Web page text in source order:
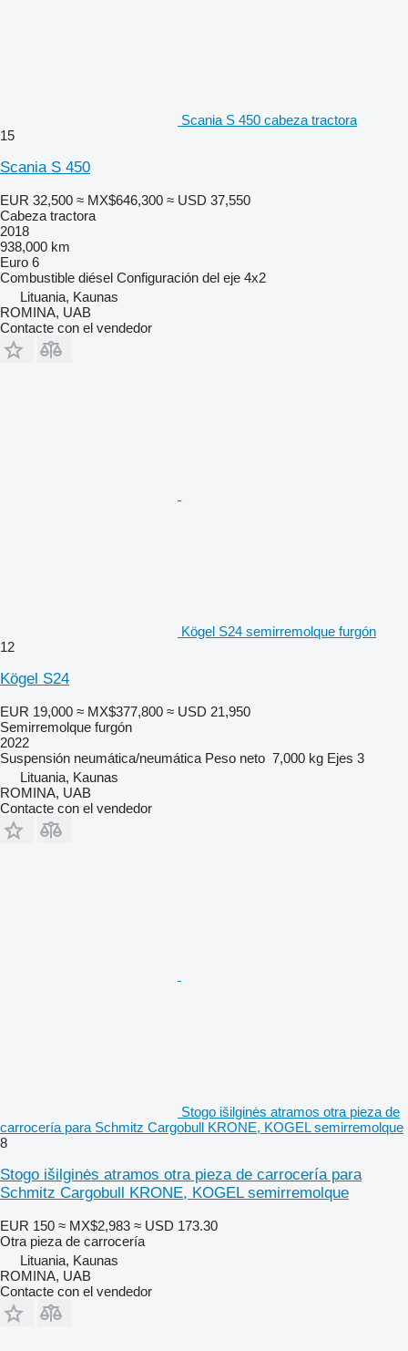
Scania S 450 cabeza tractora
15
Scania S 450
EUR 32,500 ≈ MX$646,300 ≈ USD 37,550
Cabeza tractora
2018
938,000 km
Euro 6
Combustible diésel Configuración del eje 4x2
Lituania, Kaunas
ROMINA, UAB
Contacte con el vendedor
Kögel S24 semirremolque furgón
12
Kögel S24
EUR 19,000 ≈ MX$377,800 ≈ USD 21,950
Semirremolque furgón
2022
Suspensión neumática/neumática Peso neto 7,000 kg Ejes 3
Lituania, Kaunas
ROMINA, UAB
Contacte con el vendedor
Stogo išilginės atramos otra pieza de
carrocería para Schmitz Cargobull KRONE, KOGEL semirremolque
8
Stogo išilginės atramos otra pieza de carrocería para
Schmitz Cargobull KRONE, KOGEL semirremolque
EUR 150 ≈ MX$2,983 ≈ USD 173.30
Otra pieza de carrocería
Lituania, Kaunas
ROMINA, UAB
Contacte con el vendedor